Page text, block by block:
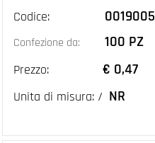
Codice: 0019005
Confezione da: 100 PZ
Prezzo: € 0,47
Unita di misura: / NR